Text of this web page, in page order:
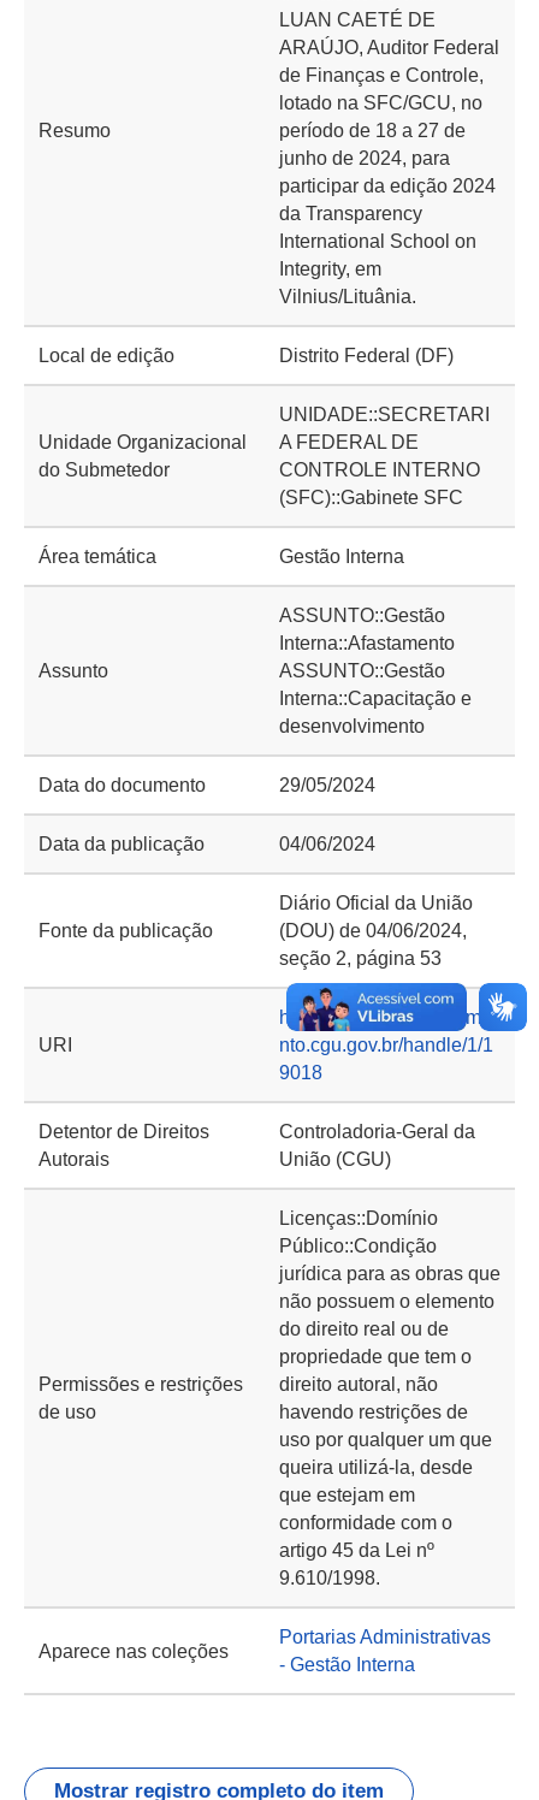
Resumo
LUAN CAETÉ DE
ARAÚJO, Auditor Federal
de Finanças e Controle,
lotado na SFC/GCU, no
período de 18 a 27 de
junho de 2024, para
participar da edição 2024
da Transparency
International School on
Integrity, em
Vilnius/Lituânia.
Local de edição Distrito Federal (DF)
Unidade Organizacional
do Submetedor
UNIDADE::SECRETARI
A FEDERAL DE
CONTROLE INTERNO
(SFC)::Gabinete SFC
Área temática Gestão Interna
Assunto
ASSUNTO::Gestão
Interna::Afastamento
ASSUNTO::Gestão
Interna::Capacitação e
desenvolvimento
Data do documento 29/05/2024
Data da publicação 04/06/2024
Fonte da publicação
Diário Oficial da União
(DOU) de 04/06/2024,
seção 2, página 53
URI
https://basedeconhecime
nto.cgu.gov.br/handle/1/1
9018
Detentor de Direitos
Autorais
Controladoria-Geral da
União (CGU)
Permissões e restrições
de uso
Licenças::Domínio
Público::Condição
jurídica para as obras que
não possuem o elemento
do direito real ou de
propriedade que tem o
direito autoral, não
havendo restrições de
uso por qualquer um que
queira utilizá-la, desde
que estejam em
conformidade com o
artigo 45 da Lei nº
9.610/1998.
Aparece nas coleções
Portarias Administrativas
- Gestão Interna
Mostrar registro completo do item